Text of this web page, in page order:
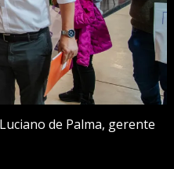
de Palma, gerente